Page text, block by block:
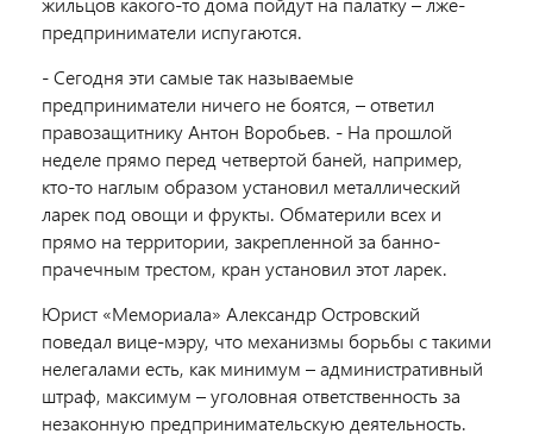
предприниматели испугаются.
- Сегодня эти самые так называемые
предприниматели ничего не боятся, – ответил
правозащитнику Антон Воробьев. - На прошлой
неделе прямо перед четвертой баней, например,
кто-то наглым образом установил металлический
ларек под овощи и фрукты. Обматерили всех и
прямо на территории, закрепленной за банно-
прачечным трестом, кран установил этот ларек.
Юрист «Мемориала» Александр Островский
поведал вице-мэру, что механизмы борьбы с такими
нелегалами есть, как минимум – административный
штраф, максимум – уголовная ответственность за
незаконную предпринимательскую деятельность.